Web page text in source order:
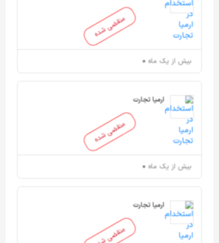
منقضی شده
بیش از یک ماه
منقضی شده
ارمیا تجارت
بیش از یک ماه
منقضی شده
ارمیا تجارت